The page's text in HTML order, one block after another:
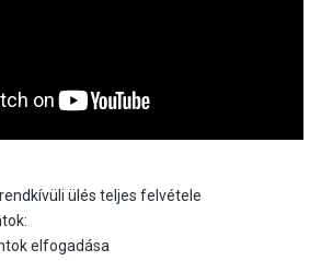
ülés teljes felvétele
elfogadása